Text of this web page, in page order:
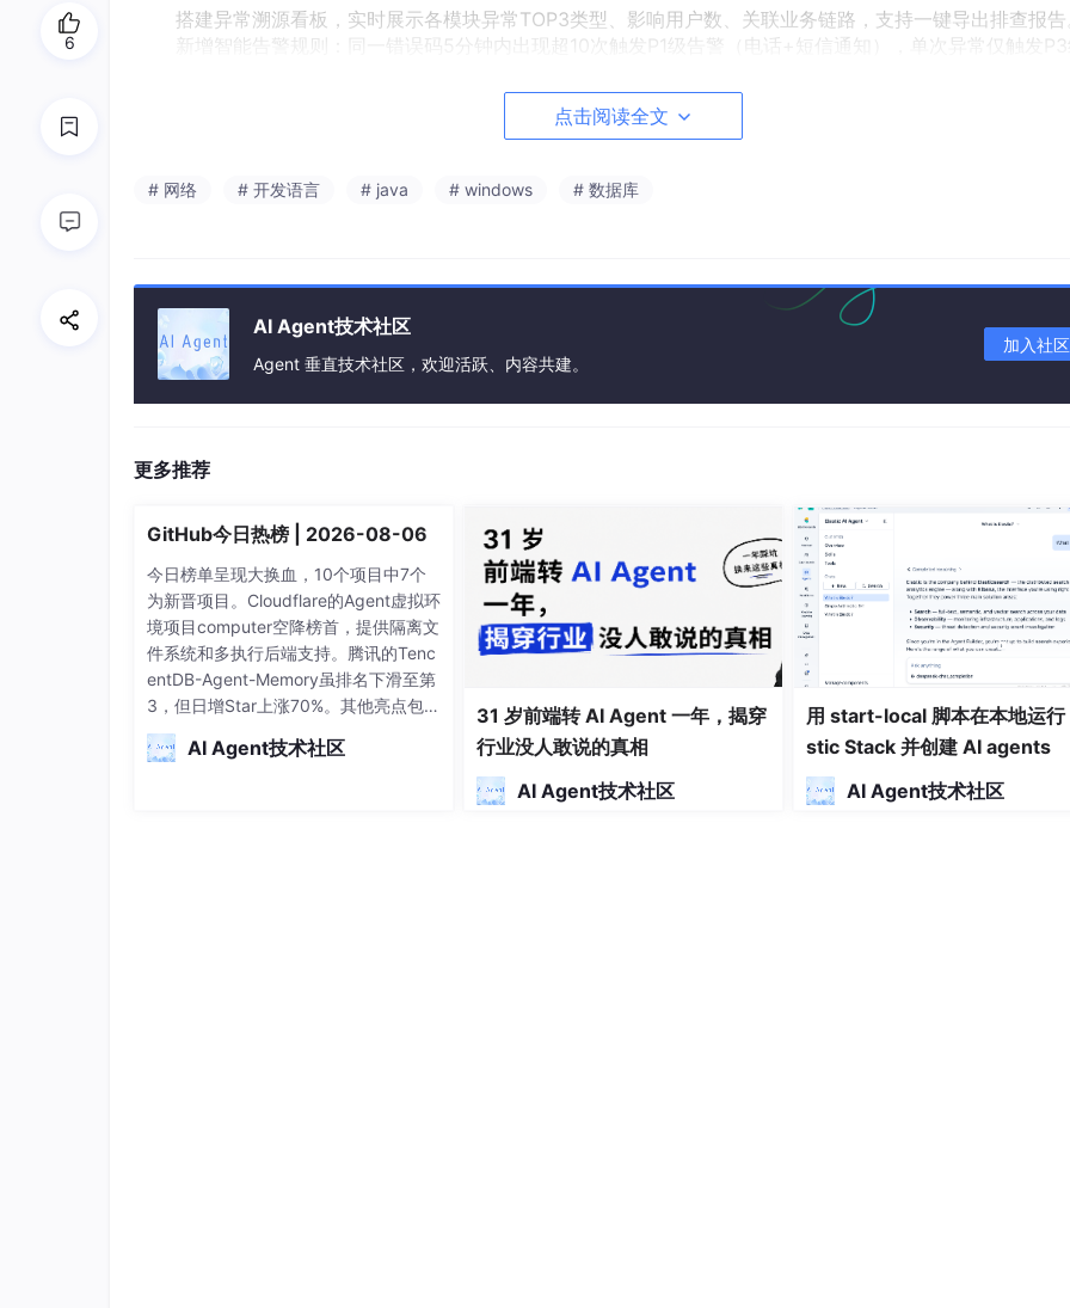
搭建异常溯源看板，实时展示各模块异常TOP3类型、影响用户数、关联业务链路，支持一键导出排查报告
新增智能告警规则：同一错误码5分钟内出现超10次触发P1级告警（电话+短信通知），单次异常仅触发P3
1. 潜在风险：动态提示语配置可能存在语法错误，导致用户端展示异常；分级熔断逻辑复杂，极端场景下可能出
断判断失效。
用户端异常提示展示错误次数超5次
服务不可用时长累计超过10分钟
3. 回滚操作：执行回滚脚本（路径：/opt/service/rollback_exception_v3.1.0.sh），自动恢复至原异常处理逻
同时清空动态提示语配置。
功能验证：22种预设异常场景（含并发熔断场景）均按预期处理，用户提示准确率100%。
稳定性验证：灰度期间服务不可用时长为0，核心接口错误率稳定在0.3%以下，客诉率环比下降8%。
点击阅读全文
# 网络 # 开发语言 # java # windows # 数据库
AI Agent技术社区
Agent 垂直技术社区，欢迎活跃、内容共建。
加入社区
更多推荐
GitHub今日热榜 | 2026-08-06
今日榜单呈现大换血，10个项目中7个
为新晋项目。Cloudflare的Agent虚拟环
境项目computer空降榜首，提供隔离文
件系统和多执行后端支持。腾讯的Tenc
entDB-Agent-Memory虽排名下滑至第
3，但日增Star上涨70%。其他亮点包
括： loopx为AI Agent团队提供看板管
理系统 经典面试指南system-design-p
AI Agent技术社区
31 岁前端转 AI Agent 一年，揭穿
行业没人敢说的真相
AI Agent技术社区
用 start-local 脚本在本地运行
stic Stack 并创建 AI agents
AI Agent技术社区
6